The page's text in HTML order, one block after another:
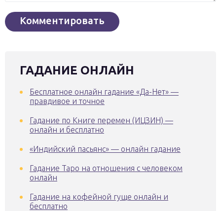
ГАДАНИЕ ОНЛАЙН
Бесплатное онлайн гадание «Да-Нет» —
правдивое и точное
Гадание по Книге перемен (ИЦЗИН) —
онлайн и бесплатно
«Индийский пасьянс» — онлайн гадание
Гадание Таро на отношения с человеком
онлайн
Гадание на кофейной гуще онлайн и
бесплатно